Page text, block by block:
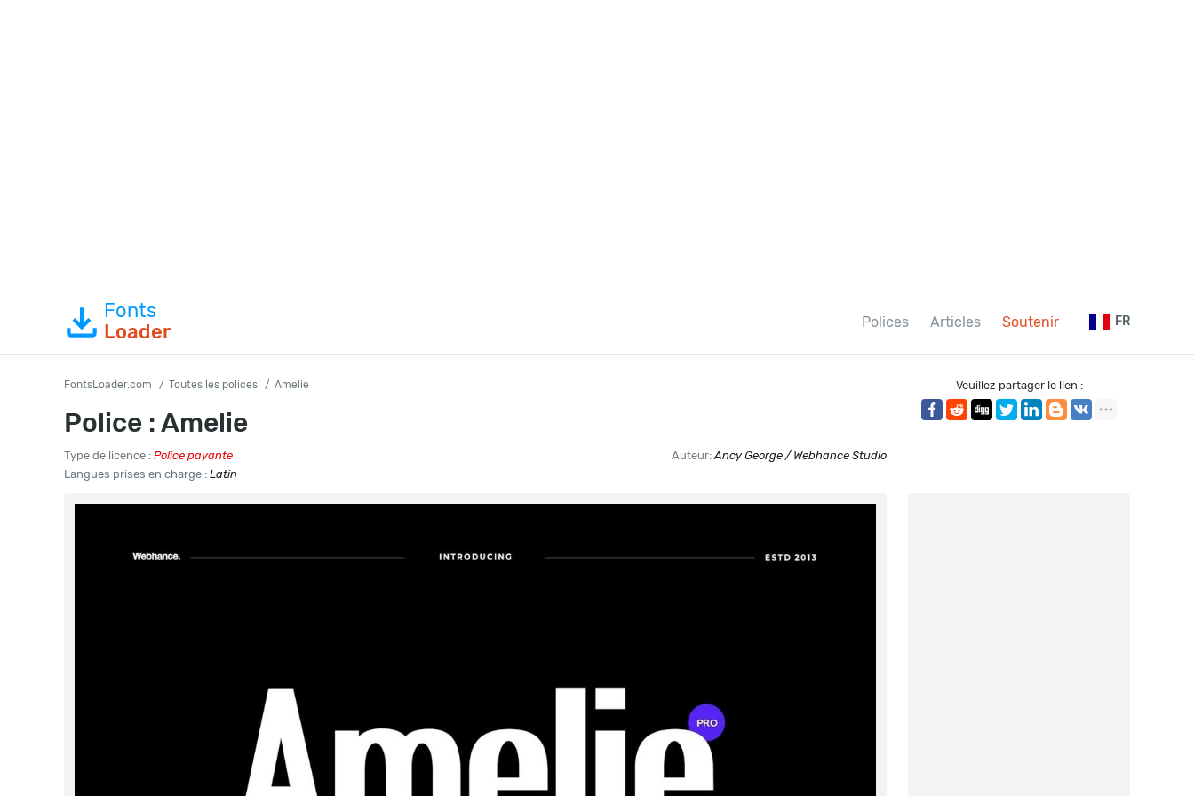
Fonts
Loader
Polices Articles Soutenir FR
FontsLoader.com Toutes les polices Amelie
Police : Amelie
Type de licence : Police payante Auteur:Ancy George / Webhance Studio
Langues prises en charge : Latin
Veuillez partager le lien :